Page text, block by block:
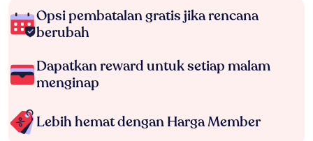
Opsi pembatalan gratis jika rencana
berubah
Dapatkan reward untuk setiap malam
menginap
Lebih hemat dengan Harga Member